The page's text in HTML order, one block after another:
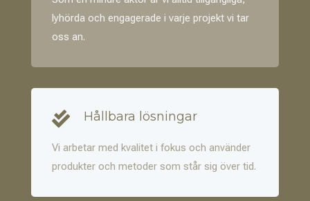
lyhörda och engagerade i varje projekt vi tar
oss an.
 Hållbara lösningar
Vi arbetar med kvalitet i fokus och använder
produkter och metoder som står sig över tid.